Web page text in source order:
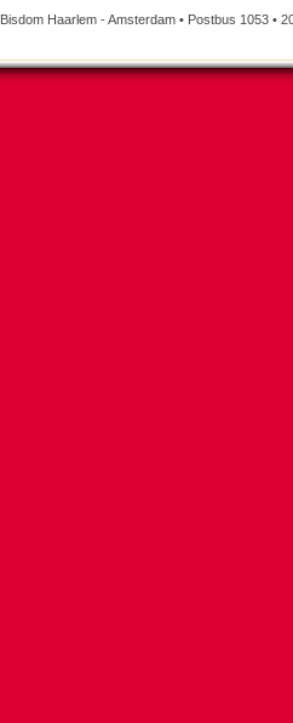
Bisdom Haarlem - Amsterdam • Postbus 1053 •